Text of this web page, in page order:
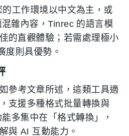
的工作環境以中文為主，或
雜內容，Tinrec 的語言模
的直觀體驗；若需處理極小
度則具優勢。
如參考文章所述，這類工具適
支援多種格式批量轉換與
多集中在「格式轉換」，
與 AI 互動能力。